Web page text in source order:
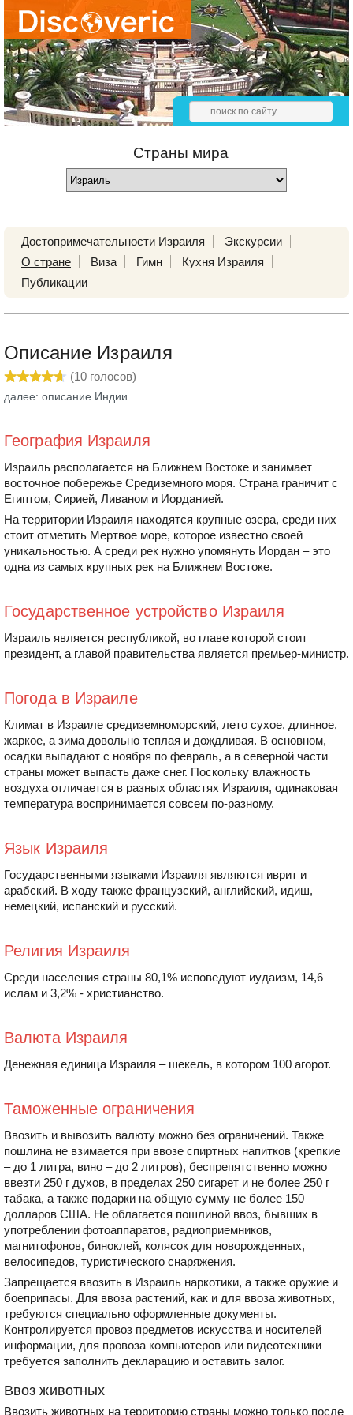
Страны мира
Достопримечательности Израиля
Экскурсии
О стране
Виза Гимн
Кухня Израиля
Публикации
Описание Израиля
(10 голосов)
далее: описание Индии
География Израиля
Израиль располагается на Ближнем Востоке и занимает
восточное побережье Средиземного моря. Страна граничит с
Египтом, Сирией, Ливаном и Иорданией.
На территории Израиля находятся крупные озера, среди них
стоит отметить Мертвое море, которое известно своей
уникальностью. А среди рек нужно упомянуть Иордан – это
одна из самых крупных рек на Ближнем Востоке.
Государственное устройство Израиля
Израиль является республикой, во главе которой стоит
президент, а главой правительства является премьер-министр.
Погода в Израиле
Климат в Израиле средиземноморский, лето сухое, длинное,
жаркое, а зима довольно теплая и дождливая. В основном,
осадки выпадают с ноября по февраль, а в северной части
страны может выпасть даже снег. Поскольку влажность
воздуха отличается в разных областях Израиля, одинаковая
температура воспринимается совсем по-разному.
Язык Израиля
Государственными языками Израиля являются иврит и
арабский. В ходу также французский, английский, идиш,
немецкий, испанский и русский.
Религия Израиля
Среди населения страны 80,1% исповедуют иудаизм, 14,6 –
ислам и 3,2% - христианство.
Валюта Израиля
Денежная единица Израиля – шекель, в котором 100 агорот.
Таможенные ограничения
Ввозить и вывозить валюту можно без ограничений. Также
пошлина не взимается при ввозе спиртных напитков (крепкие
– до 1 литра, вино – до 2 литров), беспрепятственно можно
ввезти 250 г духов, в пределах 250 сигарет и не более 250 г
табака, а также подарки на общую сумму не более 150
долларов США. Не облагается пошлиной ввоз, бывших в
употреблении фотоаппаратов, радиоприемников,
магнитофонов, биноклей, колясок для новорожденных,
велосипедов, туристического снаряжения.
Запрещается ввозить в Израиль наркотики, а также оружие и
боеприпасы. Для ввоза растений, как и для ввоза животных,
требуются специально оформленные документы.
Контролируется провоз предметов искусства и носителей
информации, для провоза компьютеров или видеотехники
требуется заполнить декларацию и оставить залог.
Ввоз животных
Ввозить животных на территорию страны можно только после